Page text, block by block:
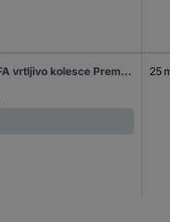
Blickle 223792 LKRA-VPA 125K-EL-FA vrtljivo kolesce Premer kolesa: 125 mm Nosilnost (maks.): 75 kg 1 kos 25